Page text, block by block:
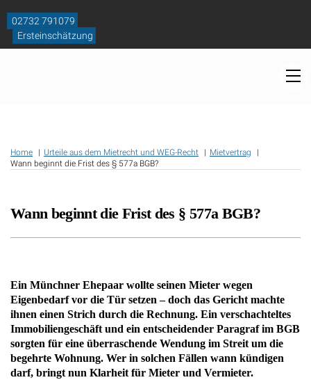
content
02732 791079
Ersteinschätzung
Home Urteile aus dem Mietrecht und WEG-Recht
Mietvertrag
Wann beginnt die Frist des § 577a BGB?
Wann beginnt die Frist des § 577a BGB?
Ein Münchner Ehepaar wollte seinen Mieter wegen
Eigenbedarf vor die Tür setzen – doch das Gericht machte
ihnen einen Strich durch die Rechnung. Ein verschachteltes
Immobiliengeschäft und ein entscheidender Paragraf im BGB
sorgten für eine überraschende Wendung im Streit um die
begehrte Wohnung. Wer in solchen Fällen wann kündigen
darf, bringt nun Klarheit für Mieter und Vermieter.